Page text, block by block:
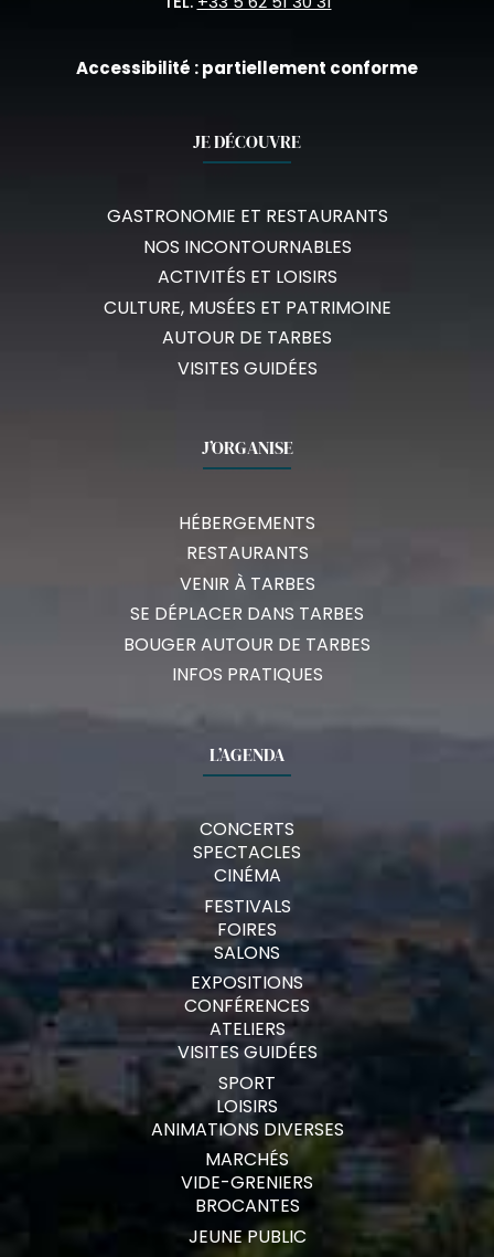
Accessibilité : partiellement conforme
JE DÉCOUVRE
GASTRONOMIE ET RESTAURANTS
NOS INCONTOURNABLES
ACTIVITÉS ET LOISIRS
CULTURE, MUSÉES ET PATRIMOINE
AUTOUR DE TARBES
VISITES GUIDÉES
J’ORGANISE
HÉBERGEMENTS
RESTAURANTS
VENIR À TARBES
SE DÉPLACER DANS TARBES
BOUGER AUTOUR DE TARBES
INFOS PRATIQUES
L’AGENDA
CONCERTS
SPECTACLES
CINÉMA
FESTIVALS
FOIRES
SALONS
EXPOSITIONS
CONFÉRENCES
ATELIERS
VISITES GUIDÉES
SPORT
LOISIRS
ANIMATIONS DIVERSES
MARCHÉS
VIDE-GRENIERS
BROCANTES
JEUNE PUBLIC